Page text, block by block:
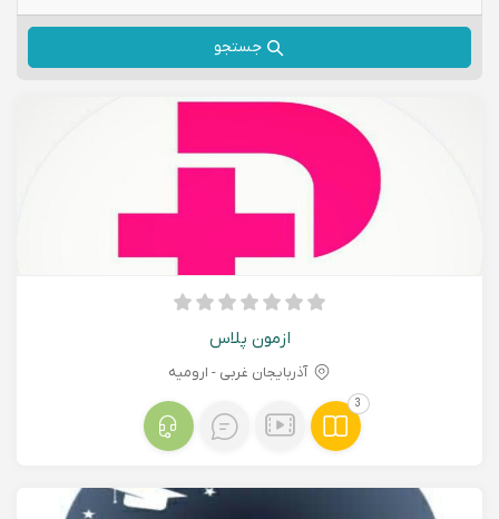
جستجو
ازمون پلاس
آذربایجان غربی - اروميه
3